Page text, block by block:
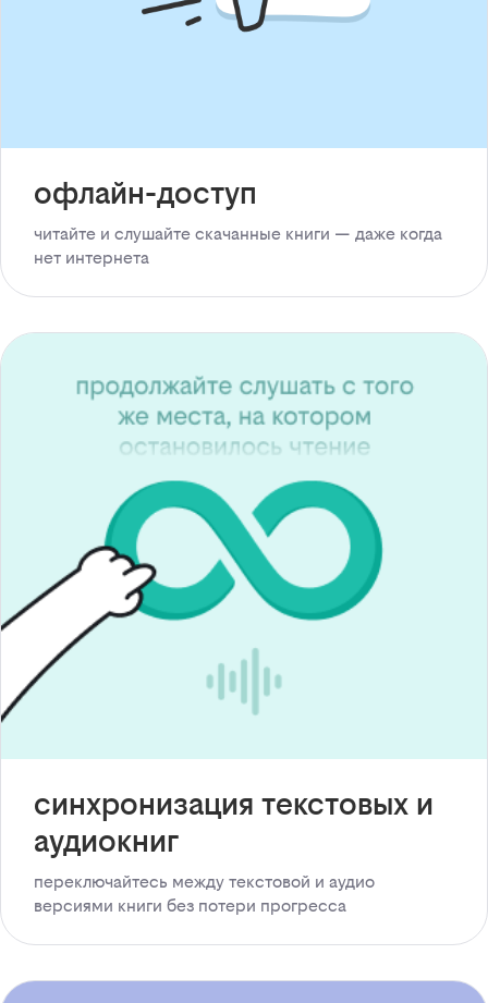
офлайн-доступ
читайте и слушайте скачанные книги — даже когда
нет интернета
синхронизация текстовых и
аудиокниг
переключайтесь между текстовой и аудио
версиями книги без потери прогресса